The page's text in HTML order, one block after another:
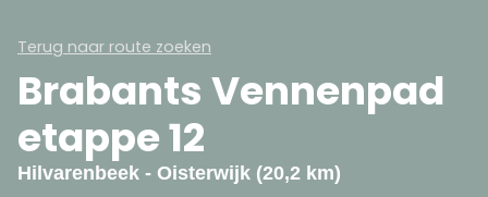
Terug naar route zoeken
Brabants Vennenpad
etappe 12
Hilvarenbeek - Oisterwijk (20,2 km)